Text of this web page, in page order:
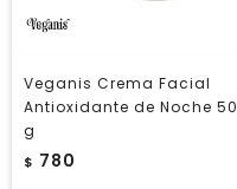
Veganis Crema Facial
Antioxidante de Noche 50
g
$ 780